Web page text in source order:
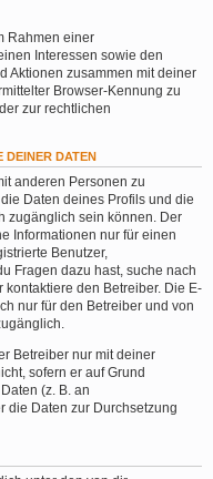
Rahmen einer
Interessen sowie den
Aktionen zusammen mit deiner
Browser-Kennung zu
zur rechtlichen
DEINER DATEN
anderen Personen zu
Daten deines Profils und die
zugänglich sein können. Der
Informationen nur für einen
Benutzer,
Fragen dazu hast, suche nach
den Betreiber. Die E-
nur für den Betreiber und von
Betreiber nur mit deiner
sofern er auf Grund
(z. B. an
die Daten zur Durchsetzung